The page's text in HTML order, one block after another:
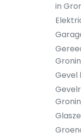
in
Gevel